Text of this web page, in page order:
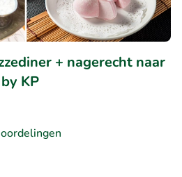
+ nagerecht naar
KP